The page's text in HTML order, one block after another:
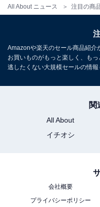
All About ニュース 注目の商
アクセス
所在地：山形県山形市蔵
交通手段：JR山形駅よ
り西蔵王高原ライン経
迎バスあり（3日前まで
大人1名（参考価格）：
※料金は公式Webサイト
チェックイン・チェッ
Amazonや楽天のセール商品紹介
お買いものがもっと楽しく、も
逃したくない大規模セールの情報
関
All About
イチオシ
会社概要
プライバシーポリシー